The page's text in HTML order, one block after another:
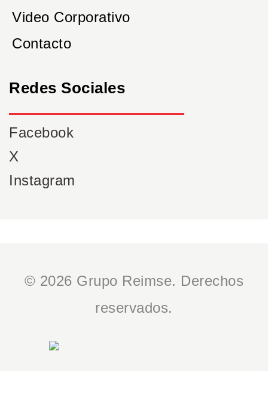
Video Corporativo
Contacto
Redes Sociales
Facebook
X
Instagram
© 2026 Grupo Reimse. Derechos
reservados.